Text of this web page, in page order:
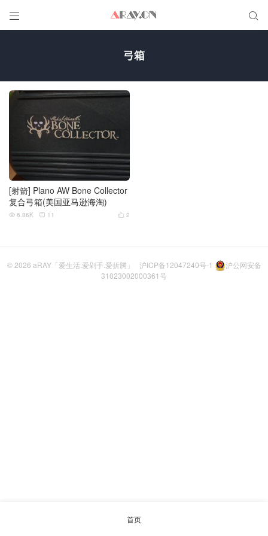
 
弓箱
[射箭] Plano AW Bone Collector
复合弓箱(美国亚马逊海淘)
 2
 6.86K  11
© 2026 aRAY「爱生活.爱剁手.爱折腾」 沪ICP备12047240号-1
沪公网安备
31023002000361号
首页